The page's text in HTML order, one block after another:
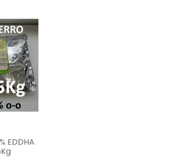
EDDHA